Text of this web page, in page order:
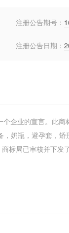
注册公告期号：
注册公告日期：
企业的宣言。此
奶瓶，避孕套，
标局已审核并下